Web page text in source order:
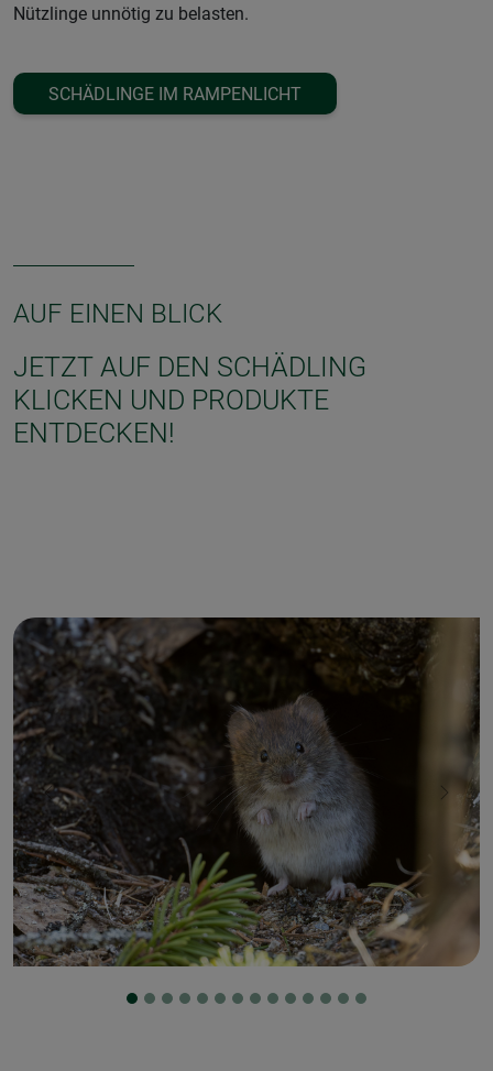
Nützlinge unnötig zu belasten.
SCHÄDLINGE IM RAMPENLICHT
AUF EINEN BLICK
JETZT AUF DEN SCHÄDLING
KLICKEN UND PRODUKTE
ENTDECKEN!
Zurück Weiter